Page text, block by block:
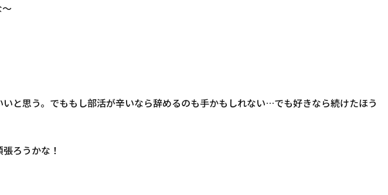
と思う。でももし部活が辛いなら辞めるのも手かもしれない…でも好きなら続けたほう
ろうかな！